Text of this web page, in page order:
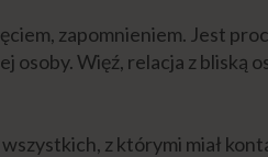
zapomnieniem. Jest
osoby. Więź, relacja z bliską
wszystkich, z którymi miał